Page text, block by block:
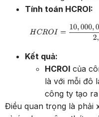
Tính toán HCROI:
Kết quả:
HCROI của
là với mỗi đô
công ty tạo ra
Điều quan trọng là phải